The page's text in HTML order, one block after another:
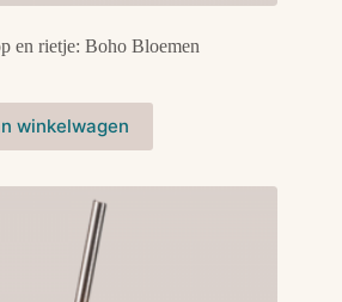
en rietje: Boho Bloemen
winkelwagen